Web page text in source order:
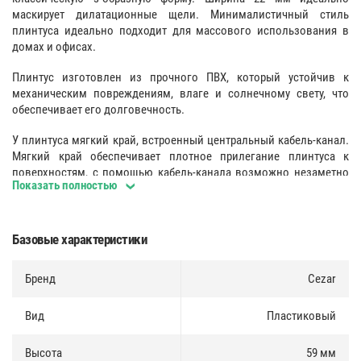
маскирует дилатационные щели. Минималистичный стиль
плинтуса идеально подходит для массового использования в
домах и офисах.
Плинтус изготовлен из прочного ПВХ, который устойчив к
механическим повреждениям, влаге и солнечному свету, что
обеспечивает его долговечность.
У плинтуса мягкий край, встроенный центральный кабель-канал.
Мягкий край обеспечивает плотное прилегание плинтуса к
поверхностям, с помощью кабель-канала возможно незаметно
проложить кабели.
Гладкая структура лицевой части.
Кабель канал
Больше места для размещения электропроводки. Существует
Показать полностью
Базовые характеристики
Бренд Cezar
Вид Пластиковый
Высота 59 мм